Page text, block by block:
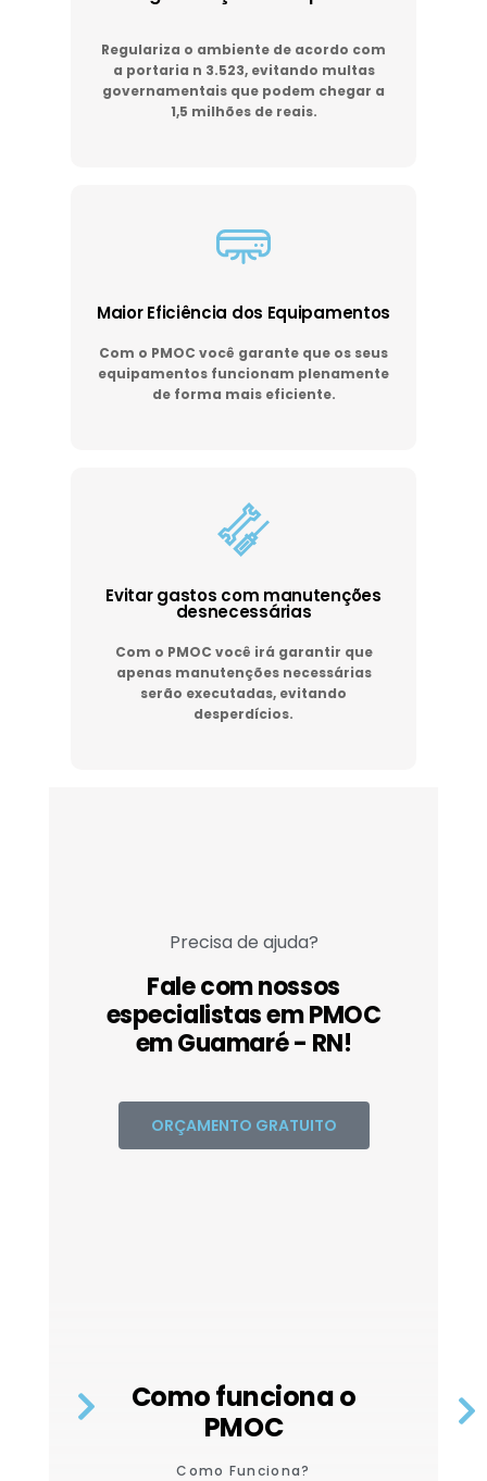
Regulariza o ambiente de acordo com
a portaria n 3.523, evitando multas
governamentais que podem chegar a
1,5 milhões de reais.
Maior Eficiência dos Equipamentos
Com o PMOC você garante que os seus
equipamentos funcionam plenamente
de forma mais eficiente.
Evitar gastos com manutenções
desnecessárias
Com o PMOC você irá garantir que
apenas manutenções necessárias
serão executadas, evitando
desperdícios.
Precisa de ajuda?
Fale com nossos
especialistas em PMOC
em Guamaré - RN!
ORÇAMENTO GRATUITO
Como funciona o
PMOC
Como Funciona?